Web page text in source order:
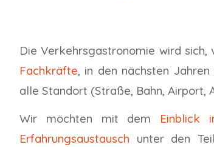
Die Verkehrsgastronomie wird sich,
Fachkräfte, in den nächsten
alle Standort (Straße, Bahn, Airport,
Wir möchten mit dem Einblick
Erfahrungsaustausch unter den